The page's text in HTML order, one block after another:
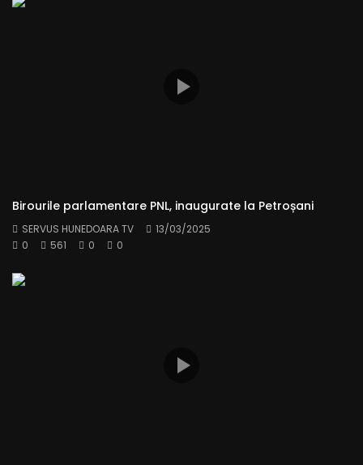
Birourile parlamentare PNL, inaugurate la Petroșani
SERVUS HUNEDOARA TV
13/03/2025
0
561 0 0